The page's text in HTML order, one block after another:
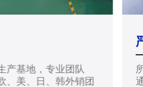
产基地，专业团队
、美、日、韩外销团